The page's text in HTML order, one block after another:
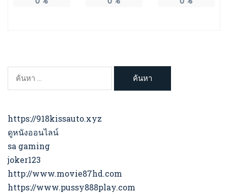
ค้นหา
https://918kissauto.xyz
ดูหนังออนไลน์
sa gaming
joker123
http://www.movie87hd.com
https://www.pussy888play.com